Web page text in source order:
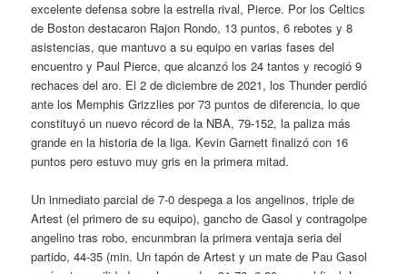
excelente defensa sobre la estrella rival, Pierce. Por los Celtics
de Boston destacaron Rajon Rondo, 13 puntos, 6 rebotes y 8
asistencias, que mantuvo a su equipo en varias fases del
encuentro y Paul Pierce, que alcanzó los 24 tantos y recogió 9
rechaces del aro. El 2 de diciembre de 2021, los Thunder perdió
ante los Memphis Grizzlies por 73 puntos de diferencia, lo que
constituyó un nuevo récord de la NBA, 79-152, la paliza más
grande en la historia de la liga. Kevin Garnett finalizó con 16
puntos pero estuvo muy gris en la primera mitad.
Un inmediato parcial de 7-0 despega a los angelinos, triple de
Artest (el primero de su equipo), gancho de Gasol y contragolpe
angelino tras robo, encunmbran la primera ventaja seria del
partido, 44-35 (min. Un tapón de Artest y un mate de Pau Gasol